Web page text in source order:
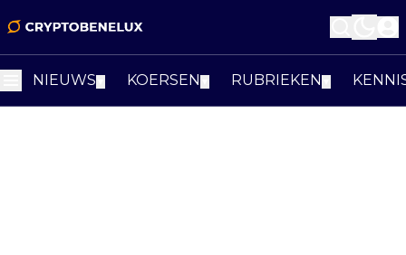
NIEUWS KOERSEN RUBRIEKEN